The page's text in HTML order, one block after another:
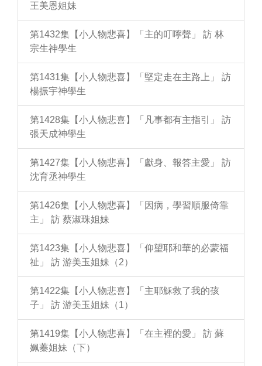
王美恩姐妹
第1432集【小人物悲喜】「主的叮嚀聲」 訪 林
宗生神學生
第1431集【小人物悲喜】「堅定走在主路上」 訪
楊振宇神學生
第1428集【小人物悲喜】「凡事都有主指引」 訪
張天成神學生
第1427集【小人物悲喜】「獻身、報答主愛」 訪
沈育丞神學生
第1426集【小人物悲喜】「因病，學習順服倚靠
主」 訪 蔡淑珠姐妹
第1423集【小人物悲喜】「仰望耶和華的必蒙福
祉」 訪 游美玉姐妹（2）
第1422集【小人物悲喜】「主耶穌救了我的孩
子」 訪 游美玉姐妹（1）
第1419集【小人物悲喜】「在主裡的愛」 訪 蘇
姵蓁姐妹（下）